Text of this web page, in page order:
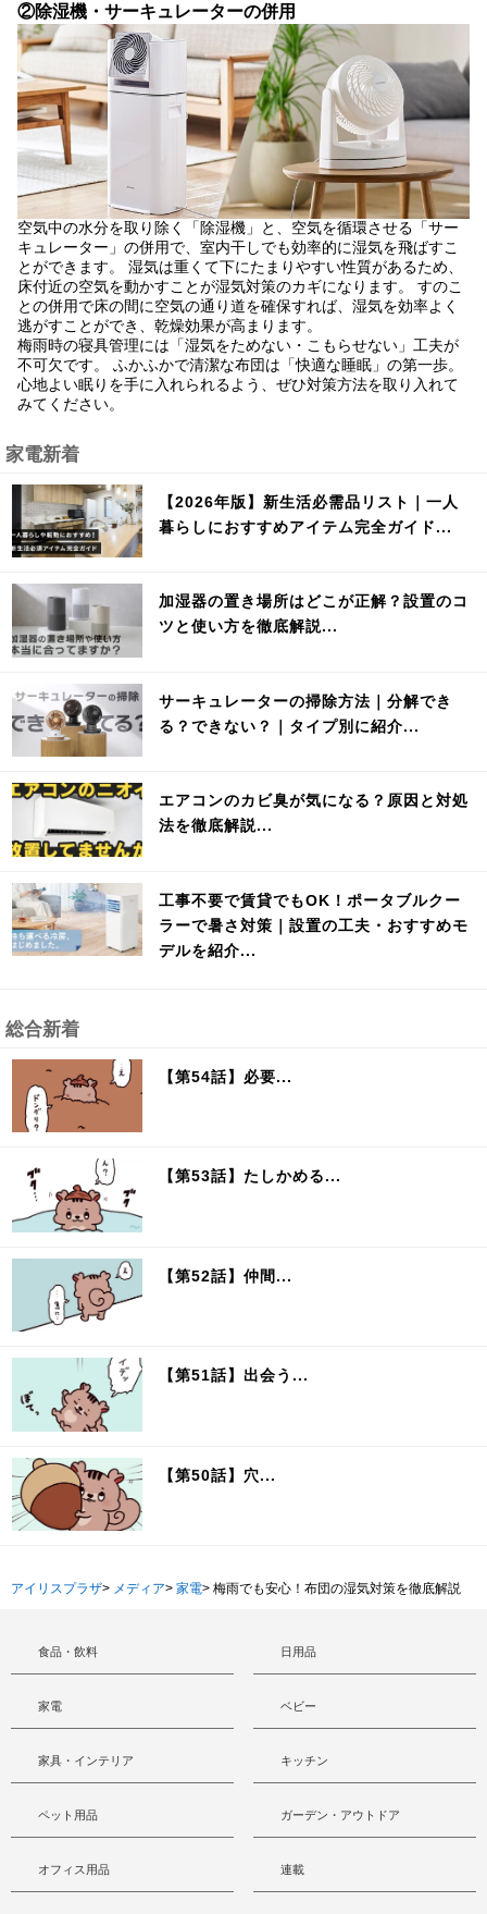
②除湿機・サーキュレーターの併用
空気中の水分を取り除く「除湿機」と、空気を循環させる「サー
キュレーター」の併用で、室内干しでも効率的に湿気を飛ばすこ
とができます。 湿気は重くて下にたまりやすい性質があるため、
床付近の空気を動かすことが湿気対策のカギになります。 すのこ
との併用で床の間に空気の通り道を確保すれば、湿気を効率よく
逃がすことができ、乾燥効果が高まります。
梅雨時の寝具管理には「湿気をためない・こもらせない」工夫が
不可欠です。 ふかふかで清潔な布団は「快適な睡眠」の第一歩。
心地よい眠りを手に入れられるよう、ぜひ対策方法を取り入れて
みてください。
家電新着
【2026年版】新生活必需品リスト｜一人
暮らしにおすすめアイテム完全ガイド...
加湿器の置き場所はどこが正解？設置のコ
ツと使い方を徹底解説...
サーキュレーターの掃除方法｜分解でき
る？できない？｜タイプ別に紹介...
エアコンのカビ臭が気になる？原因と対処
法を徹底解説...
工事不要で賃貸でもOK！ポータブルクー
ラーで暑さ対策｜設置の工夫・おすすめモ
デルを紹介...
総合新着
【第54話】必要...
【第53話】たしかめる...
【第52話】仲間...
【第51話】出会う...
【第50話】穴...
アイリスプラザ> メディア> 家電> 梅雨でも安心！布団の湿気対策を徹底解説
食品・飲料 日用品
家電 ベビー
家具・インテリア キッチン
ペット用品 ガーデン・アウトドア
オフィス用品 連載